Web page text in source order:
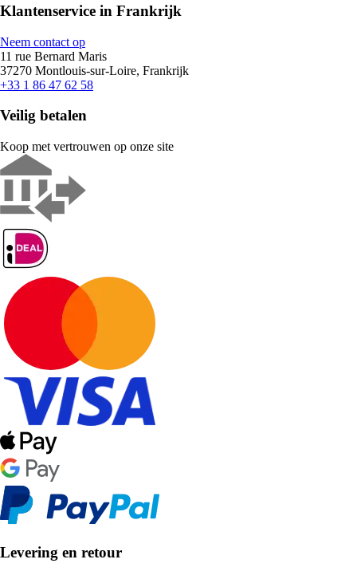
Klantenservice in Frankrijk
Neem contact op
11 rue Bernard Maris
37270 Montlouis-sur-Loire, Frankrijk
+33 1 86 47 62 58
Veilig betalen
Koop met vertrouwen op onze site
Levering en retour